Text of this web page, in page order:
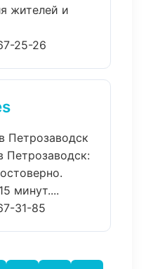
жителей и
25-26
Петрозаводск
Петрозаводск:
минут....
31-85